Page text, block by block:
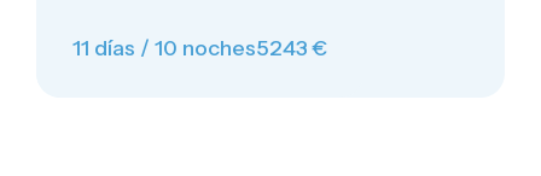
11 días / 10 noches5243 €